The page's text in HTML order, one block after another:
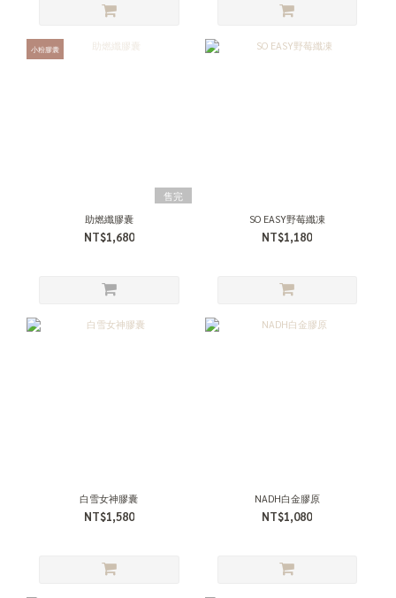
小粉膠囊
售完
助燃纖膠囊
NT$1,680
SO EASY野莓纖凍
NT$1,180
白雪女神膠囊
NT$1,580
NADH白金膠原
NT$1,080